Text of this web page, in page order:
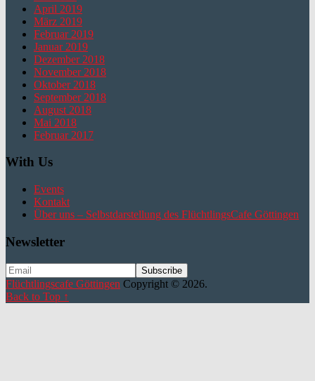
April 2019
März 2019
Februar 2019
Januar 2019
Dezember 2018
November 2018
Oktober 2018
September 2018
August 2018
Mai 2018
Februar 2017
With Us
Events
Kontakt
Über uns – Selbstdarstellung des FlüchtlingsCafe Göttingen
Newsletter
Flüchtlingscafe Göttingen Copyright © 2026.
Back to Top ↑